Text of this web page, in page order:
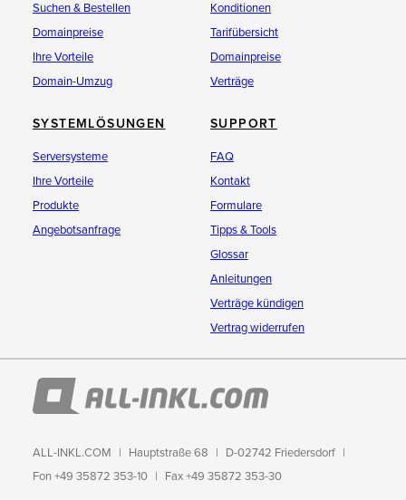
Suchen & Bestellen
Domainpreise
Ihre Vorteile
Domain-Umzug
Konditionen
Tarifübersicht
Domainpreise
Verträge
SYSTEMLÖSUNGEN
Serversysteme
Ihre Vorteile
Produkte
Angebotsanfrage
SUPPORT
FAQ
Kontakt
Formulare
Tipps & Tools
Glossar
Anleitungen
Verträge kündigen
Vertrag widerrufen
ALL-INKL.COM Hauptstraße 68
D-02742 Friedersdorf
Fon +49 35872 353-10
Fax +49 35872 353-30